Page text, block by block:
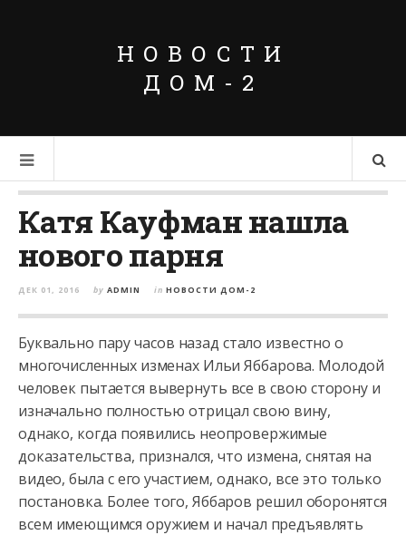
НОВОСТИ
ДОМ-2
Катя Кауфман нашла
нового парня
ДЕК 01, 2016 by ADMIN in НОВОСТИ ДОМ-2
Буквально пару часов назад стало известно о
многочисленных изменах Ильи Яббарова. Молодой
человек пытается вывернуть все в свою сторону и
изначально полностью отрицал свою вину,
однако, когда появились неопровержимые
доказательства, признался, что измена, снятая на
видео, была с его участием, однако, все это только
постановка. Более того, Яббаров решил оборонятся
всем имеющимся оружием и начал предъявлять